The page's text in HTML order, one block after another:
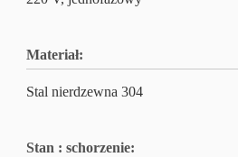
Materiał:
Stal nierdzewna 304
Stan : schorzenie: